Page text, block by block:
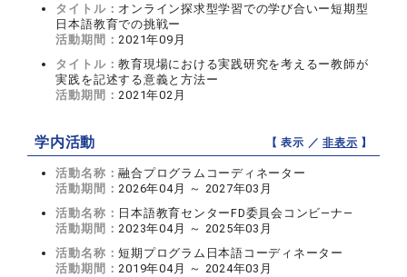
タイトル： オンライン探求型学習での学び合いー短期型
日本語教育での挑戦ー
活動期間：2021年09月
タイトル：教育現場における実践研究を考えるー教師が
実践を記述する意義と方法ー
活動期間：2021年02月
学内活動 【 表示 ／非表示 】
活動名称：融合プログラムコーディネーター
活動期間：2026年04月 ～ 2027年03月
活動名称： 日本語教育センターFD委員会コンビ―ナ―
活動期間：2023年04月 ～ 2025年03月
活動名称：短期プログラム日本語コーディネーター
活動期間：2019年04月 ～ 2024年03月